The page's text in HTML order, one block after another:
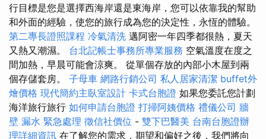
行目標是您是選擇西海岸還是東海岸，您可以依靠我的幫助
和外面的經驗，使您的旅行成為您的決定性，永恆的體驗。
第二專長證照課程 冷氣清洗 邁阿密一年四季都很熱，夏天
又熱又潮濕。 台北記帳士事務所專業服務 空氣溫度在度之
間加熱，早晨可能會涼爽。 從單個存放的內部小木屋到兩
個存儲套房。 子母車 網路行銷公司 私人居家清潔 buffet外
燴價格 現代簡約主臥室設計 卡式台胞證 如果您委託您計劃
海洋旅行旅行 如何申請台胞證 打掃阿姨價格 禮儀公司 牆
壁 漏水 緊急處理 徵信社價位 - 雙下巴醫美 台南台胞證辦
理詳細資訊 在了解您的需求，期望和偏好之後，我們將向